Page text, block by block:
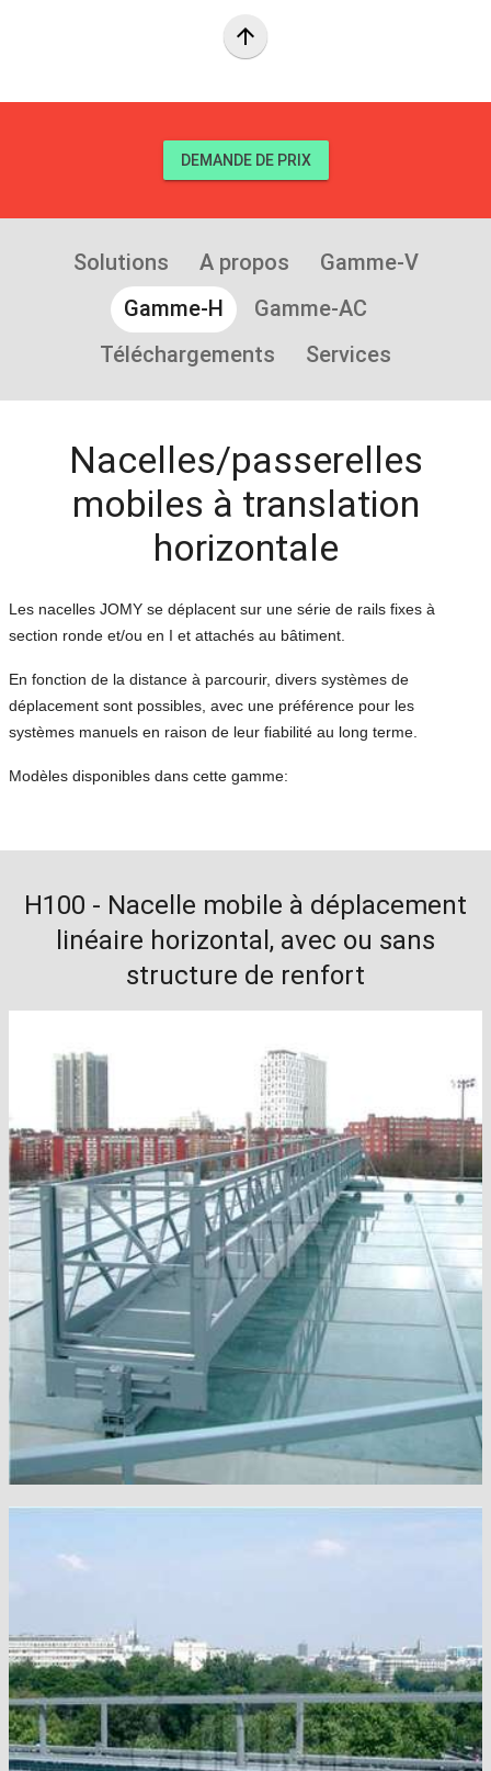
arrow_upward
DEMANDE DE PRIX
Solutions A propos
Gamme-V
Gamme-H
Gamme-AC
Téléchargements
Services
Nacelles/passerelles
mobiles à translation
horizontale
Les nacelles JOMY se déplacent sur une série de rails fixes à
section ronde et/ou en I et attachés au bâtiment.
En fonction de la distance à parcourir, divers systèmes de
déplacement sont possibles, avec une préférence pour les
systèmes manuels en raison de leur fiabilité au long terme.
Modèles disponibles dans cette gamme:
H100 - Nacelle mobile à déplacement
linéaire horizontal, avec ou sans
structure de renfort